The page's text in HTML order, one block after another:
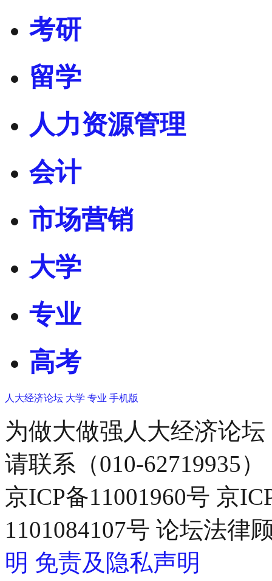
考研
留学
人力资源管理
会计
市场营销
大学
专业
高考
人大经济论坛 大学 专业 手机版
为做大做强人大经济论
请联系（010-62719935）
京ICP备11001960号 京
1101084107号 论坛法律
明 免责及隐私声明